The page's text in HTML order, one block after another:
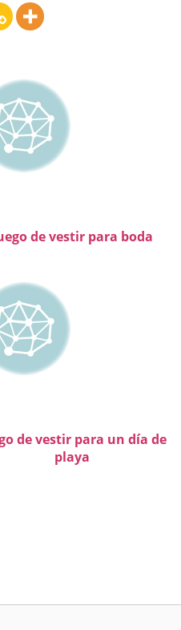
de vestir para boda
de vestir para un día de
playa